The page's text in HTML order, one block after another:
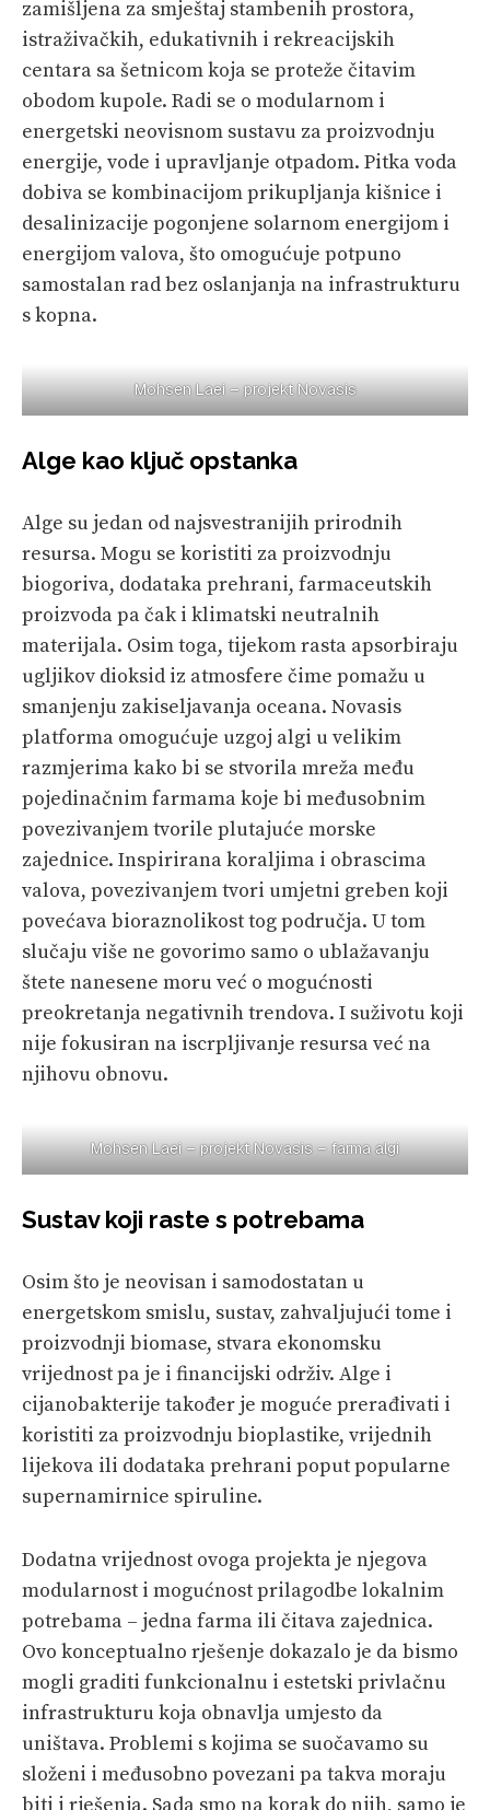
zamišljena za smještaj stambenih prostora,
istraživačkih, edukativnih i rekreacijskih
centara sa šetnicom koja se proteže čitavim
obodom kupole. Radi se o modularnom i
energetski neovisnom sustavu za proizvodnju
energije, vode i upravljanje otpadom. Pitka voda
dobiva se kombinacijom prikupljanja kišnice i
desalinizacije pogonjene solarnom energijom i
energijom valova, što omogućuje potpuno
samostalan rad bez oslanjanja na infrastrukturu
s kopna.
Mohsen Laei – projekt Novasis
Alge kao ključ opstanka
Alge su jedan od najsvestranijih prirodnih
resursa. Mogu se koristiti za proizvodnju
biogoriva, dodataka prehrani, farmaceutskih
proizvoda pa čak i klimatski neutralnih
materijala. Osim toga, tijekom rasta apsorbiraju
ugljikov dioksid iz atmosfere čime pomažu u
smanjenju zakiseljavanja oceana. Novasis
platforma omogućuje uzgoj algi u velikim
razmjerima kako bi se stvorila mreža među
pojedinačnim farmama koje bi međusobnim
povezivanjem tvorile plutajuće morske
zajednice. Inspirirana koraljima i obrascima
valova, povezivanjem tvori umjetni greben koji
povećava bioraznolikost tog područja. U tom
slučaju više ne govorimo samo o ublažavanju
štete nanesene moru već o mogućnosti
preokretanja negativnih trendova. I suživotu koji
nije fokusiran na iscrpljivanje resursa već na
njihovu obnovu.
Mohsen Laei – projekt Novasis – farma algi
Sustav koji raste s potrebama
Osim što je neovisan i samodostatan u
energetskom smislu, sustav, zahvaljujući tome i
proizvodnji biomase, stvara ekonomsku
vrijednost pa je i financijski održiv. Alge i
cijanobakterije također je moguće prerađivati i
koristiti za proizvodnju bioplastike, vrijednih
lijekova ili dodataka prehrani poput popularne
supernamirnice spiruline.
Dodatna vrijednost ovoga projekta je njegova
modularnost i mogućnost prilagodbe lokalnim
potrebama – jedna farma ili čitava zajednica.
Ovo konceptualno rješenje dokazalo je da bismo
mogli graditi funkcionalnu i estetski privlačnu
infrastrukturu koja obnavlja umjesto da
uništava. Problemi s kojima se suočavamo su
složeni i međusobno povezani pa takva moraju
biti i rješenja. Sada smo na korak do njih, samo je